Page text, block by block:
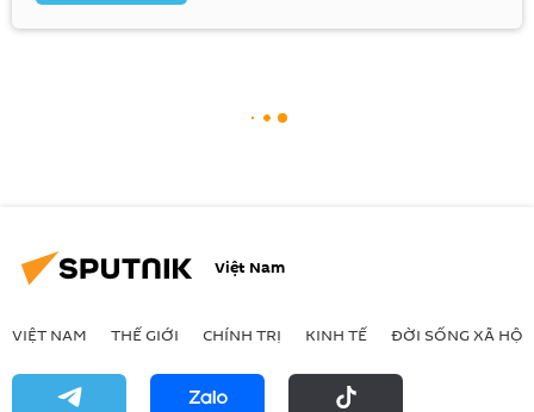
Việt Nam
VIỆT NAM THẾ GIỚI CHÍNH TRỊ KINH TẾ ĐỜI SỐNG XÃ HỘI